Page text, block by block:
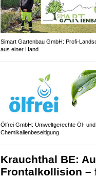
Simart Gartenbau GmbH: Profi-
aus einer Hand
Ölfrei GmbH: Umweltgerechte Öl- und
Chemikalienbeseitigung
Krauchthal BE:
Frontalkollision –